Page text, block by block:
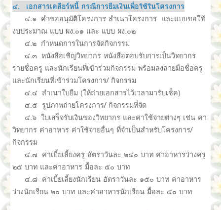
๔. เอกสารเคลียร์หนี้ กรณีการยืมเงินเพื่อใช้ในโครงการ
๔.๑ คำขออนุมัติโครงการ สำเนาโครงการ และแบบขอใช้
งบประมาณ แบบ ผง.๐๑ และ แบบ ผง.๐๒
๔.๒ กำหนดการในการจัดกิจกรรม
๔.๓ หนังสือเชิญวิทยากร หนังสือตอบรับการเป็นวิทยากร
รายชื่อครู และนักเรียนที่เข้าร่วมกิจกรรม พร้อมลงลายมือชื่อครู
และนักเรียนที่เข้าร่วมโครงการ/ กิจกรรม
๔.๔ สำเนาใบยืม (ให้ถ่ายเอกสารไว้เวลามารับเช็ค)
๔.๕ รูปภาพถ่ายโครงการ/ กิจกรรมที่จัด
๔.๖ ใบเสร็จรับเงินของวิทยากร และค่าใช้จ่ายต่างๆ เช่น ค่า
วิทยากร ค่าอาหาร ค่าใช้จ่ายอื่นๆ ที่จำเป็นสำหรับโครงการ/
กิจกรรม
๔.๗ ค่าเบี้ยเลี้ยงครู อัตราวันละ ๒๔๐ บาท ค่าอาหารว่างครู
๒๕ บาท และค่าอาหาร มื้อละ ๕๐ บาท
๔.๘ ค่าเบี้ยเลี้ยงนักเรียน อัตราวันละ ๑๕๐ บาท ค่าอาหาร
ว่างนักเรียน ๒๐ บาท และค่าอาหารนักเรียน มื้อละ ๕๐ บาท